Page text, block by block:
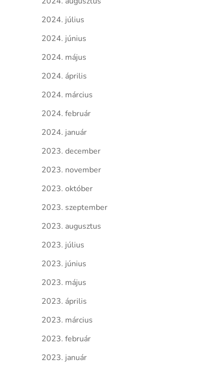
2024. július
2024. június
2024. május
2024. április
2024. március
2024. február
2024. január
2023. december
2023. november
2023. október
2023. szeptember
2023. augusztus
2023. július
2023. június
2023. május
2023. április
2023. március
2023. február
2023. január